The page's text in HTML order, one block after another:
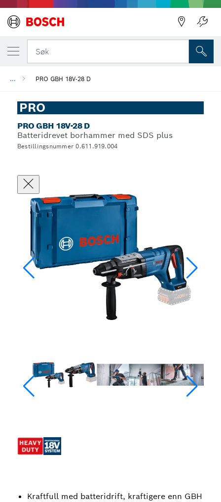
Søk
... PRO GBH 18V-28 D
PRO
PRO GBH 18V-28 D
Batteridrevet borhammer med SDS plus
Bestillingsnummer 0.611.919.004
Kraftfull med batteridrift, kraftigere enn GBH